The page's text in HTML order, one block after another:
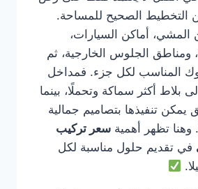
من التخطيط الصحيح للمساحة.
المشي، أماكن السيارات،
ومناطق الجلوس الخارجية، ثم
المناسب لكل جزء. فمداخل
بلاط أكثر سماكة وتحملًا، بينما
يمكن تنفيذها بتصاميم جمالية
وهنا تظهر أهمية سعر تركيب
في تقديم حلول مناسبة لكل